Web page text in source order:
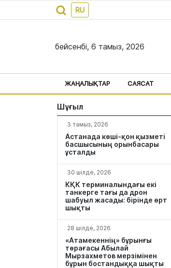
RU
бейсенбі, 6 тамыз, 2026
ЖАҢАЛЫҚТАР САЯСАТ
Шұғыл
3 тамыз, 2026
Астанада көші-қон қызметі
басшысының орынбасары
ұсталды
30 шілде, 2026
КҚК терминалындағы екі
танкерге тағы да дрон
шабуыл жасады: бірінде өрт
шықты
28 шілде, 2026
«Атамекеннің» бұрынғы
төрағасы Абылай
Мырзахметов мерзімінен
бұрын бостандыққа шықты